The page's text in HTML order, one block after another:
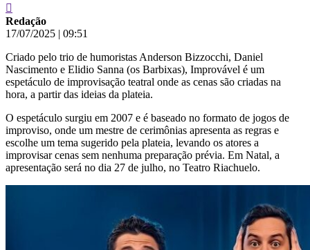
Redação
17/07/2025 | 09:51
Criado pelo trio de humoristas Anderson Bizzocchi, Daniel
Nascimento e Elidio Sanna (os Barbixas), Improvável é um
espetáculo de improvisação teatral onde as cenas são criadas na
hora, a partir das ideias da plateia.
O espetáculo surgiu em 2007 e é baseado no formato de jogos de
improviso, onde um mestre de cerimônias apresenta as regras e
escolhe um tema sugerido pela plateia, levando os atores a
improvisar cenas sem nenhuma preparação prévia. Em Natal, a
apresentação será no dia 27 de julho, no Teatro Riachuelo.